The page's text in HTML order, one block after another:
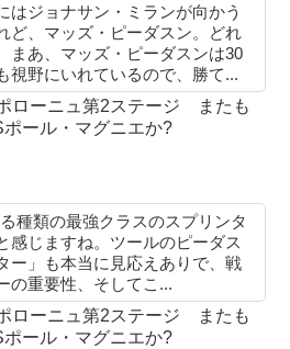
はジョナサン・ミランが向かう
ど、マッズ・ピーダスン。どれ
まあ、マッズ・ピーダスンは30
視野にいれているので、勝て...
ローニュ第2ステージ またも
ール・マグニエか?
種類の最強クラスのスプリンタ
感じますね。ツールのピーダス
ー」も本当に見応えありで、戦
の重要性、そしてこ...
ローニュ第2ステージ またも
ール・マグニエか?